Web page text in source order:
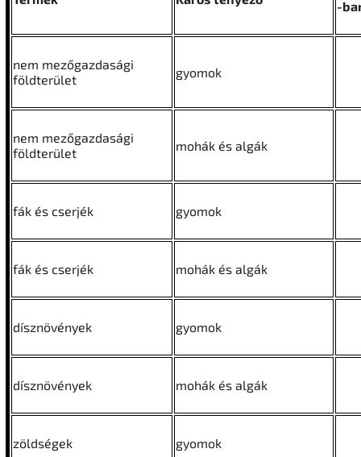
-
nem mezőgazdasági
földterület
gyomok
nem mezőgazdasági
földterület
mohák és algák
fák és cserjék gyomok
fák és cserjék mohák és algák
dísznövények gyomok
dísznövények mohák és algák
zöldségek gyomok